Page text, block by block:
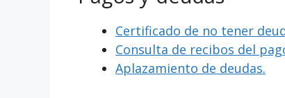
Certificado de no tener
Consulta de recibos del
Aplazamiento de deudas.